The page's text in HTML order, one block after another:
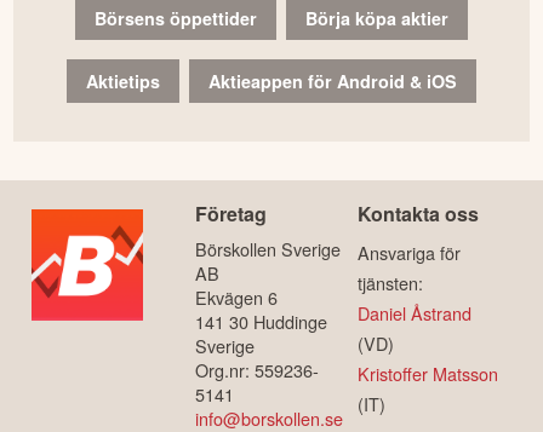
Börsens öppettider Börja köpa aktier
Aktietips Aktieappen för Android & iOS
Företag
Börskollen Sverige
AB
Ekvägen 6
141 30 Huddinge
Sverige
Org.nr: 559236-
5141
info@borskollen.se
Kontakta oss
Ansvariga för
tjänsten:
Daniel Åstrand
(VD)
Kristoffer Matsson
(IT)